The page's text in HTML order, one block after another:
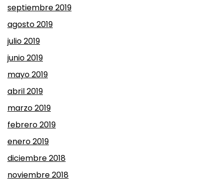
septiembre 2019
agosto 2019
julio 2019
junio 2019
mayo 2019
abril 2019
marzo 2019
febrero 2019
enero 2019
diciembre 2018
noviembre 2018